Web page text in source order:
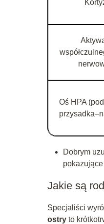
Oś HPA
Dobrym
Jakie są
Specjaliści
ostry to